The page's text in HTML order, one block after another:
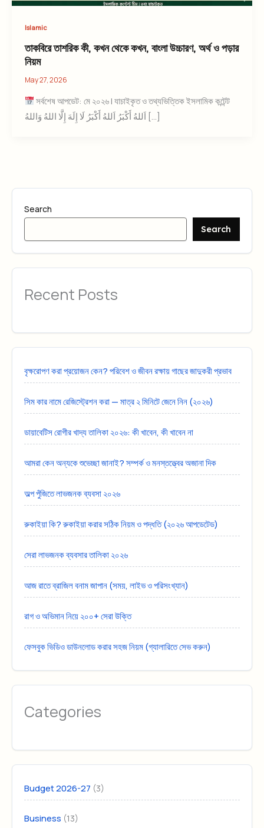
Islamic
তাকবিরে তাশরিক কী, কখন থেকে কখন, বাংলা উচ্চারণ, অর্থ ও পড়ার
নিয়ম
May 27, 2026
সর্বশেষ আপডেট: মে ২০২৬ | যাচাইকৃত ও তথ্যভিত্তিক ইসলামিক কন্টেন্ট
اَللهُ أَكْبَرُ اَللهُ أَكْبَرُ لَا إِلَهَ إِلَّا اللهُ وَاللهُ […]
Search
Search
Recent Posts
বৃক্ষরোপণ করা প্রয়োজন কেন? পরিবেশ ও জীবন রক্ষায় গাছের জাদুকরী প্রভাব
সিম কার নামে রেজিস্ট্রেশন করা — মাত্র ২ মিনিটে জেনে নিন (২০২৬)
ডায়াবেটিস রোগীর খাদ্য তালিকা ২০২৬: কী খাবেন, কী খাবেন না
আমরা কেন অন্যকে শুভেচ্ছা জানাই? সম্পর্ক ও মনস্তত্ত্বের অজানা দিক
অল্প পুঁজিতে লাভজনক ব্যবসা ২০২৬
রুকাইয়া কি? রুকাইয়া করার সঠিক নিয়ম ও পদ্ধতি (২০২৬ আপডেটেড)
সেরা লাভজনক ব্যবসার তালিকা ২০২৬
আজ রাতে ব্রাজিল বনাম জাপান (সময়, লাইভ ও পরিসংখ্যান)
রাগ ও অভিমান নিয়ে ২০০+ সেরা উক্তি
ফেসবুক ভিডিও ডাউনলোড করার সহজ নিয়ম (গ্যালারিতে সেভ করুন)
Categories
Budget 2026-27 (3)
Business (13)